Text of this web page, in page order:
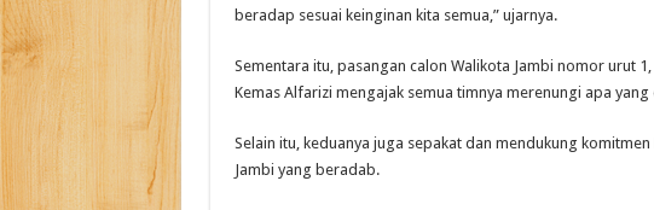
beradap sesuai keinginan kita semua,” ujarnya.
Sementara itu, pasangan calon Walikota Jambi nomor urut
Kemas Alfarizi mengajak semua timnya merenungi apa
Selain itu, keduanya juga sepakat dan mendukung
Jambi yang beradab.